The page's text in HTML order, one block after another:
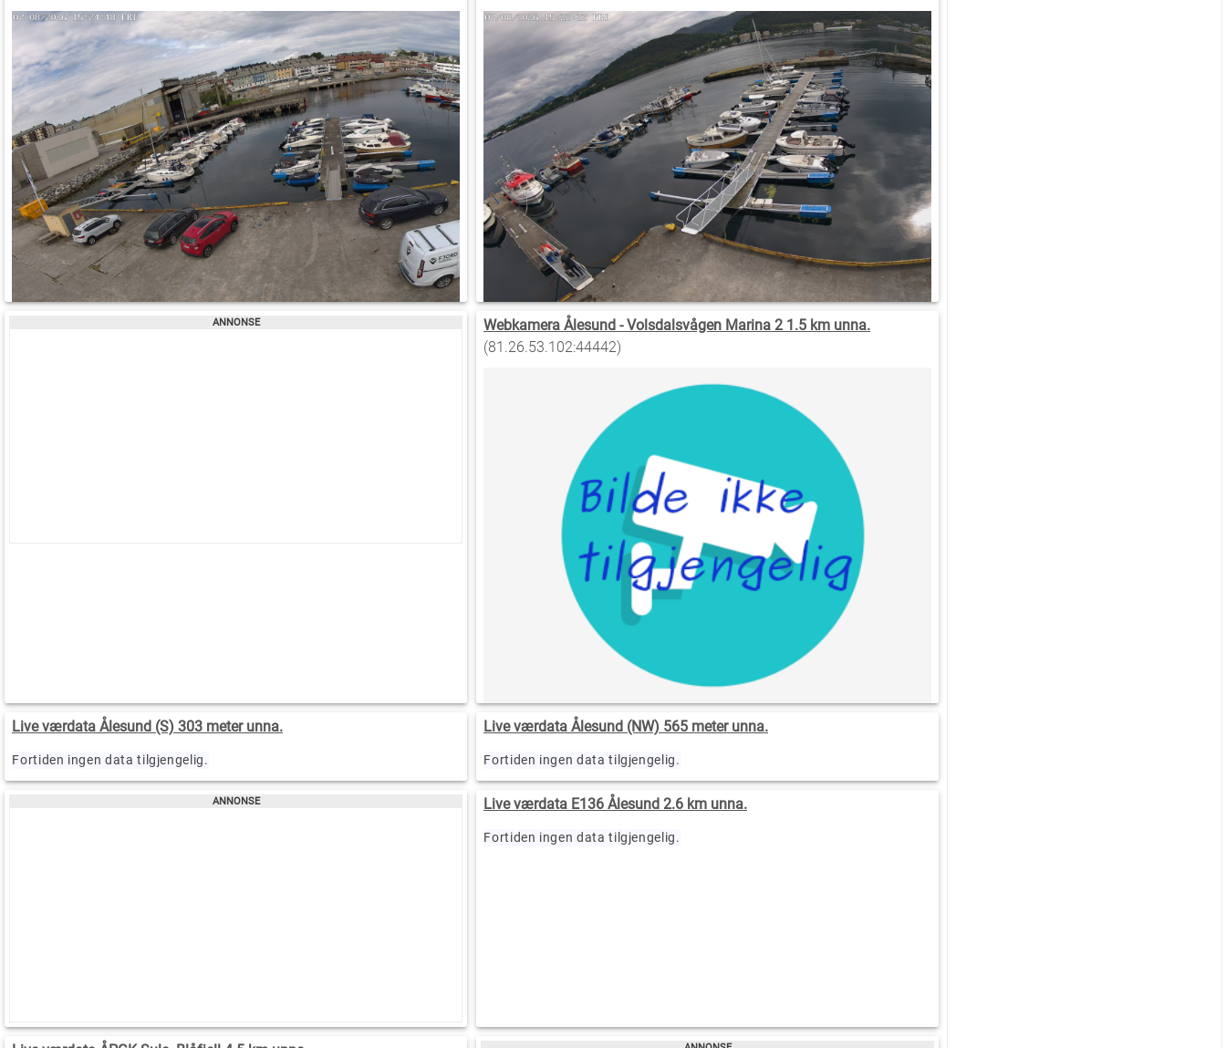
Webkamera Ålesund - Volsdalsvågen Marina 2 1.5 km unna.
(81.26.53.102:44442)
Live værdata Ålesund (S) 303 meter unna.
Fortiden ingen data tilgjengelig.
Live værdata Ålesund (NW) 565 meter unna.
Fortiden ingen data tilgjengelig.
Live værdata E136 Ålesund 2.6 km unna.
Fortiden ingen data tilgjengelig.